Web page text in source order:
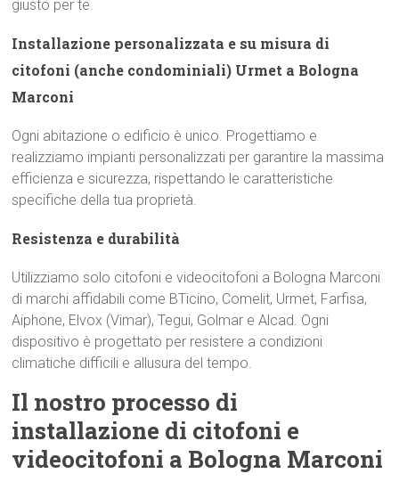
giusto per te.
Installazione personalizzata e su misura di
citofoni (anche condominiali) Urmet a Bologna
Marconi
Ogni abitazione o edificio è unico. Progettiamo e
realizziamo impianti personalizzati per garantire la massima
efficienza e sicurezza, rispettando le caratteristiche
specifiche della tua proprietà.
Resistenza e durabilità
Utilizziamo solo citofoni e videocitofoni a Bologna Marconi
di marchi affidabili come BTicino, Comelit, Urmet, Farfisa,
Aiphone, Elvox (Vimar), Tegui, Golmar e Alcad. Ogni
dispositivo è progettato per resistere a condizioni
climatiche difficili e allusura del tempo.
Il nostro processo di
installazione di citofoni e
videocitofoni a Bologna Marconi